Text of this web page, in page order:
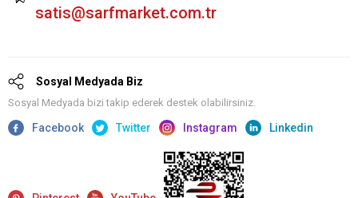
satis@sarfmarket.com.tr
Sosyal Medyada Biz
Sosyal Medyada bizi takip ederek destek olabilirsiniz.
Facebook Twitter Instagram Linkedin